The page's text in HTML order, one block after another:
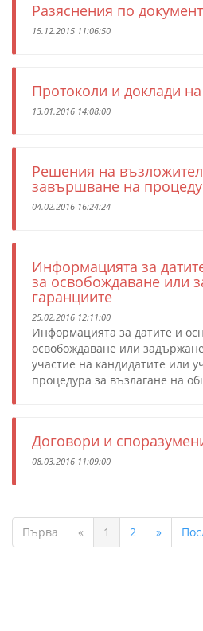
Разяснения по
15.12.2015 11:06:50
Протоколи и доклади
13.01.2016 14:08:00
Решения на
завършване на
04.02.2016 16:24:24
Информацията за
за освобождаване или
гаранциите
25.02.2016 12:11:00
Информацията за датите и
освобождаване или
участие на кандидатите или
процедура за възлагане на
Договори и
08.03.2016 11:09:00
Първа « 1 2 »